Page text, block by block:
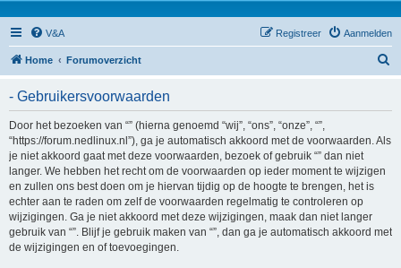
V&A Aanmelden
Registreer
Home Forumoverzicht
- Gebruikersvoorwaarden
Door het bezoeken van “” (hierna genoemd “wij”, “ons”, “onze”, “”,
“https://forum.nedlinux.nl”), ga je automatisch akkoord met de voorwaarden. Als
je niet akkoord gaat met deze voorwaarden, bezoek of gebruik “” dan niet
langer. We hebben het recht om de voorwaarden op ieder moment te wijzigen
en zullen ons best doen om je hiervan tijdig op de hoogte te brengen, het is
echter aan te raden om zelf de voorwaarden regelmatig te controleren op
wijzigingen. Ga je niet akkoord met deze wijzigingen, maak dan niet langer
gebruik van “”. Blijf je gebruik maken van “”, dan ga je automatisch akkoord met
de wijzigingen en of toevoegingen.